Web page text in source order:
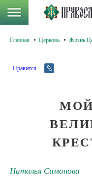
Главная Церковь Жизнь
Нравится
Наталья Симонова